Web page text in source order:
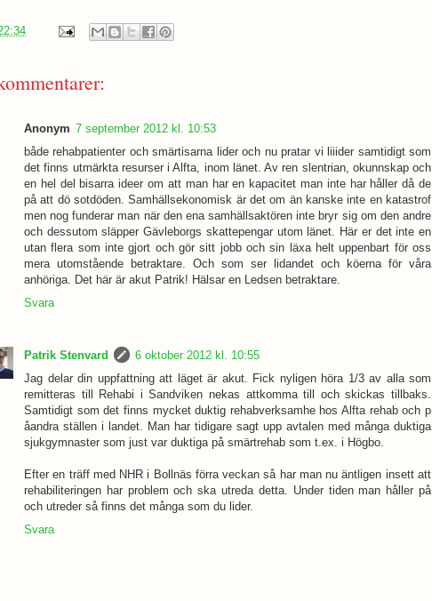
Anonym 7 september 2012 kl. 10:53
både rehabpatienter och smärtisarna lider och nu pratar vi liiider samtidigt som
det finns utmärkta resurser i Alfta, inom länet. Av ren slentrian, okunnskap och
en hel del bisarra ideer om att man har en kapacitet man inte har håller då de
på att dö sotdöden. Samhällsekonomisk är det om än kanske inte en katastrof
men nog funderar man när den ena samhällsaktören inte bryr sig om den andre
och dessutom släpper Gävleborgs skattepengar utom länet. Här er det inte en
utan flera som inte gjort och gör sitt jobb och sin läxa helt uppenbart för oss
mera utomstående betraktare. Och som ser lidandet och köerna för våra
anhöriga. Det här är akut Patrik! Hälsar en Ledsen betraktare.
Svara
Patrik Stenvard
6 oktober 2012 kl. 10:55
Jag delar din uppfattning att läget är akut. Fick nyligen höra 1/3 av alla som
remitteras till Rehabi i Sandviken nekas attkomma till och skickas tillbaks.
Samtidigt som det finns mycket duktig rehabverksamhe hos Alfta rehab och p
åandra ställen i landet. Man har tidigare sagt upp avtalen med många duktiga
sjukgymnaster som just var duktiga på smärtrehab som t.ex. i Högbo.
Efter en träff med NHR i Bollnäs förra veckan så har man nu äntligen insett att
rehabiliteringen har problem och ska utreda detta. Under tiden man håller på
och utreder så finns det många som du lider.
Svara